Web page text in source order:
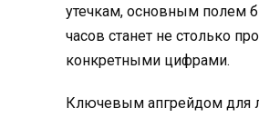
утечкам, основным полем
часов станет не столько
конкретными цифрами.
Ключевым апгрейдом для